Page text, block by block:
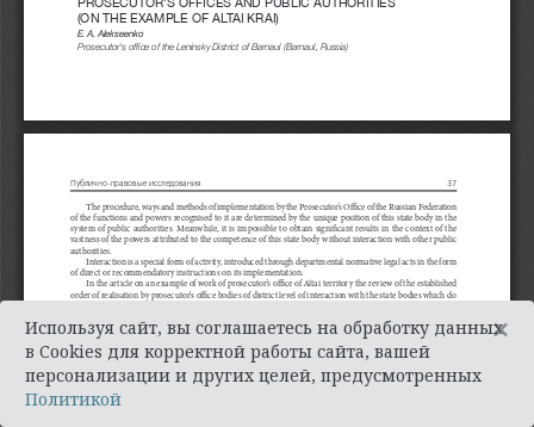
Используя сайт, вы соглашаетесь на обработку данных
в Cookies для корректной работы сайта, вашей
персонализации и других целей, предусмотренных
Политикой
×